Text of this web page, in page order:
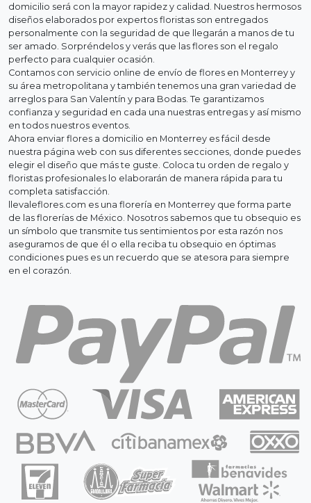
domicilio será con la mayor rapidez y calidad. Nuestros hermosos
diseños elaborados por expertos floristas son entregados
personalmente con la seguridad de que llegarán a manos de tu
ser amado. Sorpréndelos y verás que las flores son el regalo
perfecto para cualquier ocasión.
Contamos con servicio online de envío de flores en Monterrey y
su área metropolitana y también tenemos una gran variedad de
arreglos para San Valentín y para Bodas. Te garantizamos
confianza y seguridad en cada una nuestras entregas y así mismo
en todos nuestros eventos.
Ahora enviar flores a domicilio en Monterrey es fácil desde
nuestra página web con sus diferentes secciones, donde puedes
elegir el diseño que más te guste. Coloca tu orden de regalo y
floristas profesionales lo elaborarán de manera rápida para tu
completa satisfacción.
llevaleflores.com es una florería en Monterrey que forma parte
de las florerías de México. Nosotros sabemos que tu obsequio es
un símbolo que transmite tus sentimientos por esta razón nos
aseguramos de que él o ella reciba tu obsequio en óptimas
condiciones pues es un recuerdo que se atesora para siempre
en el corazón.